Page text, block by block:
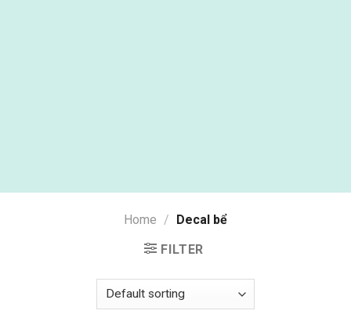
Home / Decal bể
FILTER